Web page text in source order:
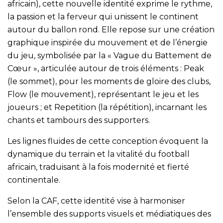
africain), cette nouvelle identité exprime le rythme,
la passion et la ferveur qui unissent le continent
autour du ballon rond. Elle repose sur une création
graphique inspirée du mouvement et de l’énergie
du jeu, symbolisée par la « Vague du Battement de
Cœur », articulée autour de trois éléments : Peak
(le sommet), pour les moments de gloire des clubs,
Flow (le mouvement), représentant le jeu et les
joueurs ; et Repetition (la répétition), incarnant les
chants et tambours des supporters.
Les lignes fluides de cette conception évoquent la
dynamique du terrain et la vitalité du football
africain, traduisant à la fois modernité et fierté
continentale.
Selon la CAF, cette identité vise à harmoniser
l’ensemble des supports visuels et médiatiques des